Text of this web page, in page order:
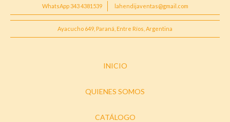
WhatsApp 343 4381539 lahendijaventas@gmail.com
Ayacucho 649, Paraná, Entre Ríos, Argentina
INICIO
QUIENES SOMOS
CATÁLOGO